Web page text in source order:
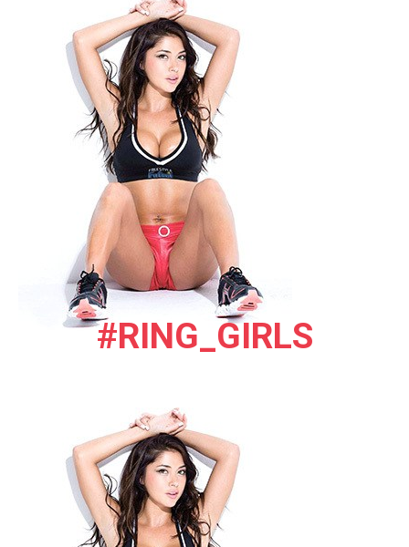
#RING_GIRLS